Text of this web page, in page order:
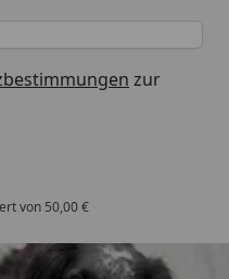
zur
von 50,00 €